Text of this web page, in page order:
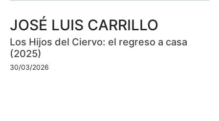
JOSÉ LUIS CARRILLO
Los Hijos del Ciervo: el regreso a casa
(2025)
30/03/2026